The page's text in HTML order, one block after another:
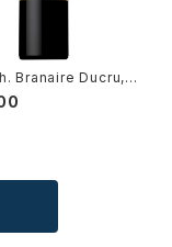
Branaire Ducru, S